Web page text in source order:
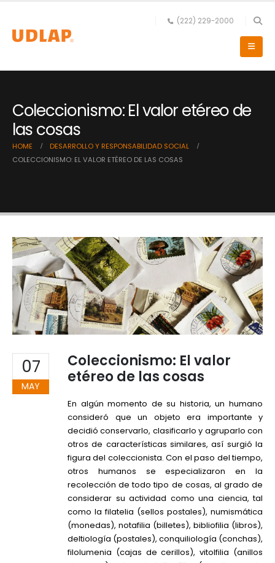
(222) 229-2000
Coleccionismo: El valor etéreo de
las cosas
HOME
DESARROLLO Y RESPONSABILIDAD SOCIAL
COLECCIONISMO: EL VALOR ETÉREO DE LAS COSAS
07
MAY
Coleccionismo: El valor
etéreo de las cosas
En algún momento de su historia, un humano
consideró que un objeto era importante y
decidió conservarlo, clasificarlo y agruparlo con
otros de características similares, así surgió la
figura del coleccionista. Con el paso del tiempo,
otros humanos se especializaron en la
recolección de todo tipo de cosas, al grado de
considerar su actividad como una ciencia, tal
como la filatelia (sellos postales), numismática
(monedas), notafilia (billetes), bibliofilia (libros),
deltiología (postales), conquiliología (conchas),
filolumenia (cajas de cerillos), vitolfilia (anillos